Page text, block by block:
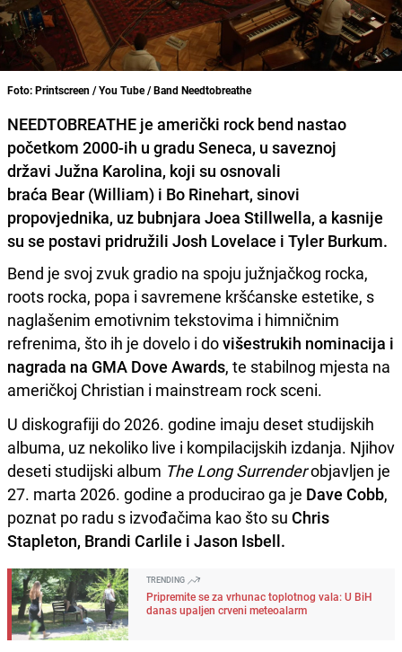
Foto: Printscreen / You Tube / Band Needtobreathe
NEEDTOBREATHE je američki rock bend nastao
početkom 2000-ih u gradu Seneca, u saveznoj
državi Južna Karolina, koji su osnovali
braća Bear (William) i Bo Rinehart, sinovi
propovjednika, uz bubnjara Joea Stillwella, a kasnije
su se postavi pridružili Josh Lovelace i Tyler Burkum.
Bend je svoj zvuk gradio na spoju južnjačkog rocka,
roots rocka, popa i savremene kršćanske estetike, s
naglašenim emotivnim tekstovima i himničnim
refrenima, što ih je dovelo i dovišestrukih nominacija i
nagrada na GMA Dove Awards, te stabilnog mjesta na
američkoj Christian i mainstream rock sceni.
U diskografiji do 2026. godine imaju deset studijskih
albuma, uz nekoliko live i kompilacijskih izdanja. Njihov
deseti studijski album The Long Surrenderobjavljen je
27. marta 2026. godine a producirao ga je Dave Cobb,
poznat po radu s izvođačima kao što su Chris
Stapleton, Brandi Carlile i Jason Isbell.
TRENDING
Pripremite se za vrhunac toplotnog vala: U BiH
danas upaljen crveni meteoalarm